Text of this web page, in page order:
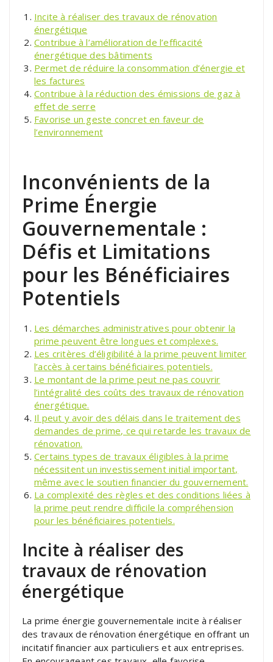
Incite à réaliser des travaux de rénovation
énergétique
Contribue à l’amélioration de l’efficacité
énergétique des bâtiments
Permet de réduire la consommation d’énergie et
les factures
Contribue à la réduction des émissions de gaz à
effet de serre
Favorise un geste concret en faveur de
l’environnement
Inconvénients de la
Prime Énergie
Gouvernementale :
Défis et Limitations
pour les Bénéficiaires
Potentiels
Les démarches administratives pour obtenir la
prime peuvent être longues et complexes.
Les critères d’éligibilité à la prime peuvent limiter
l’accès à certains bénéficiaires potentiels.
Le montant de la prime peut ne pas couvrir
l’intégralité des coûts des travaux de rénovation
énergétique.
Il peut y avoir des délais dans le traitement des
demandes de prime, ce qui retarde les travaux de
rénovation.
Certains types de travaux éligibles à la prime
nécessitent un investissement initial important,
même avec le soutien financier du gouvernement.
La complexité des règles et des conditions liées à
la prime peut rendre difficile la compréhension
pour les bénéficiaires potentiels.
Incite à réaliser des
travaux de rénovation
énergétique
La prime énergie gouvernementale incite à réaliser
des travaux de rénovation énergétique en offrant un
incitatif financier aux particuliers et aux entreprises.